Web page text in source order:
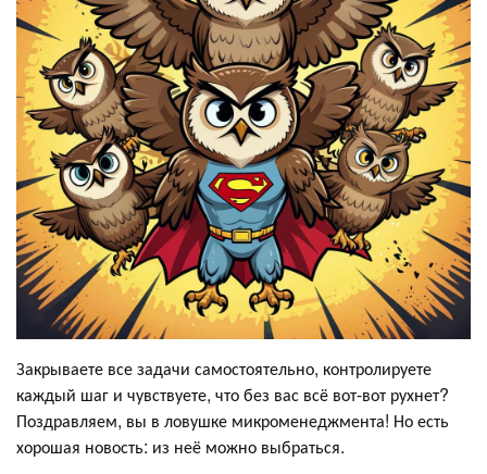
Закрываете все задачи самостоятельно, контролируете
каждый шаг и чувствуете, что без вас всё вот-вот рухнет?
Поздравляем, вы в ловушке микроменеджмента! Но есть
хорошая новость: из неё можно выбраться.